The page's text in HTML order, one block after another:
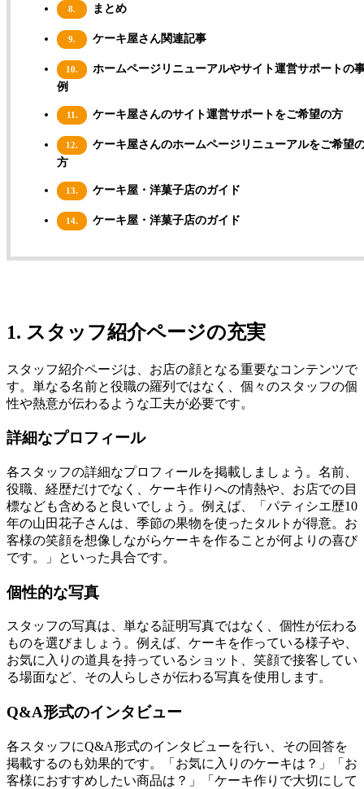
8. まとめ
9. ケーキ屋さん関連記事
10.
ホームページリニューアルやサイト運営サポートの
例
11. ケーキ屋さんのサイト運営サポートをご希望の方
12.
ケーキ屋さんのホームページリニューアルをご希望
方
13. ケーキ屋・洋菓子店のガイド
14. ケーキ屋・洋菓子店のガイド
1. スタッフ紹介ページの充実
スタッフ紹介ページは、お店の顔となる重要なコンテンツで
す。単なる名前と役職の羅列ではなく、個々のスタッフの個
性や熱意が伝わるような工夫が必要です。
詳細なプロフィール
各スタッフの詳細なプロフィールを掲載しましょう。名前、
役職、経歴だけでなく、ケーキ作りへの情熱や、お店での目
標なども含めると良いでしょう。例えば、「パティシエ歴10
年の山田花子さんは、季節の果物を使ったタルトが得意。お
客様の笑顔を想像しながらケーキを作ることが何よりの喜び
です。」といった具合です。
個性的な写真
スタッフの写真は、単なる証明写真ではなく、個性が伝わる
ものを選びましょう。例えば、ケーキを作っている様子や、
お気に入りの道具を持っているショット、笑顔で接客してい
る場面など、その人らしさが伝わる写真を使用します。
Q&A形式のインタビュー
各スタッフにQ&A形式のインタビューを行い、その回答を
掲載するのも効果的です。「お気に入りのケーキは？」「お
客様におすすめしたい商品は？」「ケーキ作りで大切にして